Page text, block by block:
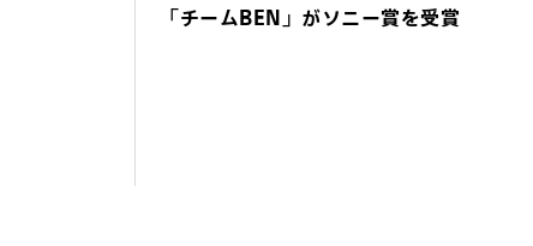
「チームBEN」がソニー賞を受賞